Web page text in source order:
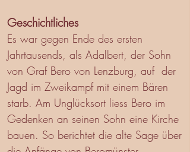
Geschichtliches
Es war gegen Ende des ersten
Jahrtausends, als Adalbert, der Sohn
von Graf Bero von Lenzburg, auf der
Jagd im Zweikampf mit einem Bären
starb. Am Unglücksort liess Bero im
Gedenken an seinen Sohn eine Kirche
bauen. So berichtet die alte Sage über